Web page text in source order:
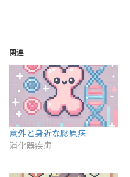
関連
意外と身近な膠原病
消化器疾患